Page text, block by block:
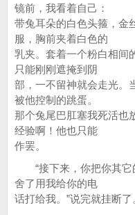
镜前，我看着自己：
带兔耳朵的白色头箍，金
服，胸前夹着白色的
乳夹。套着一个粉白相间
只能刚刚遮掩到阴
部，一不留神就会走光。
被他控制的跳蛋。
那个兔尾巴肛塞我死活也
经验啊！他也只能
作罢。
“接下来，你把你其它
舍了用我给你的电
话打给我。”说完就挂断了